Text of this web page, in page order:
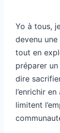
Yo à tous,
devenu
tout en
préparer
dire
l’enrichir
limitent